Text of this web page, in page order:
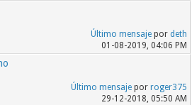
Último mensajepor deth
01-08-2019, 04:06 PM
Último mensajepor roger375
29-12-2018, 05:50 AM